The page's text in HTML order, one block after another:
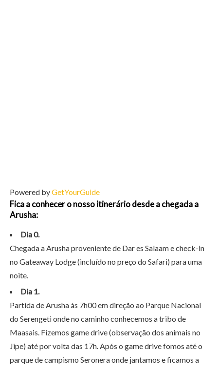
Powered byGetYourGuide
Fica a conhecer o nosso itinerário desde a chegada a
Arusha:
Dia 0.
Chegada a Arusha proveniente de Dar es Salaam e check-in
no Gateaway Lodge (incluído no preço do Safari) para uma
noite.
Dia 1.
Partida de Arusha ás 7h00 em direção ao Parque Nacional
do Serengeti onde no caminho conhecemos a tribo de
Maasais. Fizemos game drive (observação dos animais no
Jipe) até por volta das 17h. Após o game drive fomos até o
parque de campismo Seronera onde jantamos e ficamos a